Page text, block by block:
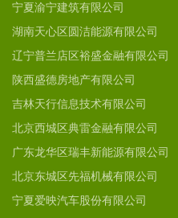
宁夏渝宁建筑有限公司
湖南天心区圆洁能源有限公司
辽宁普兰店区裕盛金融有限公司
陕西盛德房地产有限公司
吉林天行信息技术有限公司
北京西城区典雷金融有限公司
广东龙华区瑞丰新能源有限公司
北京东城区先福机械有限公司
宁夏爱映汽车股份有限公司